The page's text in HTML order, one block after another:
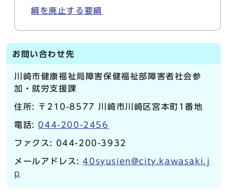
綱を廃止する要綱
お問い合わせ先
川崎市健康福祉局障害保健福祉部障害者社会参
加・就労支援課
住所: 〒210-8577 川崎市川崎区宮本町1番地
電話: 044-200-2456
ファクス: 044-200-3932
メールアドレス:40syusien@city.kawasaki.j
p